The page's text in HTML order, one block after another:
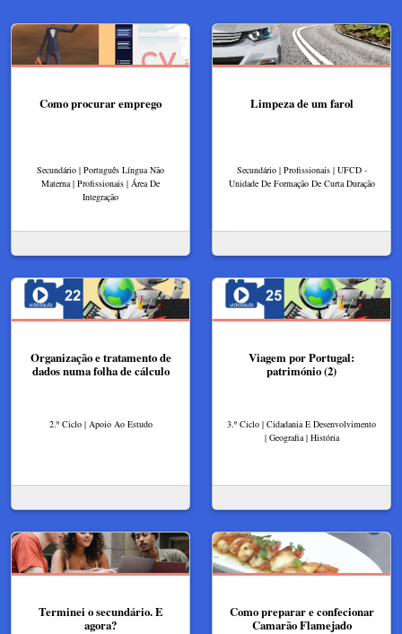
Como procurar emprego
Secundário | Português Língua Não
Materna | Profissionais | Área De
Integração
Limpeza de um farol
Secundário | Profissionais | UFCD -
Unidade De Formação De Curta Duração
Organização e tratamento de
dados numa folha de cálculo
2.º Ciclo | Apoio Ao Estudo
Viagem por Portugal:
património (2)
3.º Ciclo | Cidadania E Desenvolvimento
| Geografia | História
Terminei o secundário. E
agora?
Como preparar e confecionar
Camarão Flamejado